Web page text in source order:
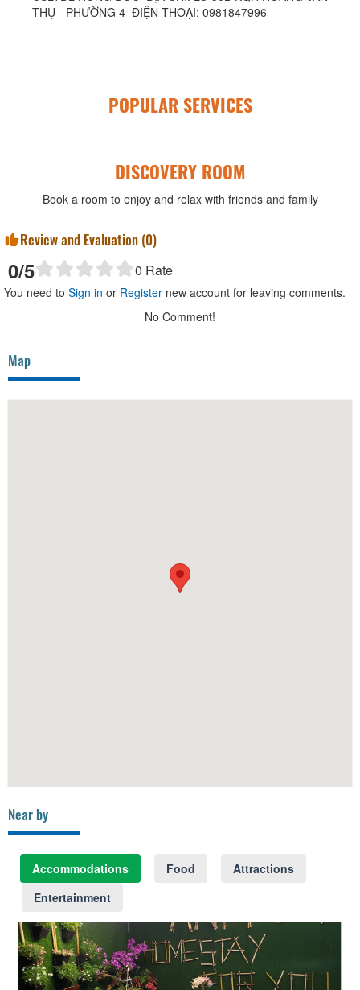
THỤ - PHƯỜNG 4 ĐIỆN THOẠI: 0981847996
POPULAR SERVICES
DISCOVERY ROOM
Book a room to enjoy and relax with friends and family
Review and Evaluation (0)
0/5 0 Rate
You need to Sign in or Register new account for leaving comments.
No Comment!
Map
Near by
Accommodations Food
Attractions
Entertainment